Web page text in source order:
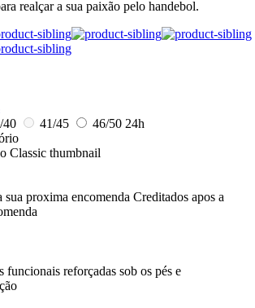
realçar a sua paixão pelo handebol.
40 41/45 46/50 24h
sua proxima encomenda Creditados apos a
funcionais reforçadas sob os pés e